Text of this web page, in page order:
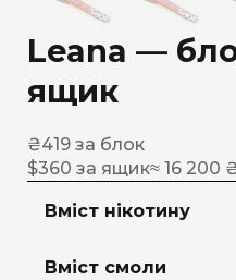
Leana —
ящик
₴419 за блок
$360 за ящик≈ 16 200
Вміст нікотину
Вміст смоли